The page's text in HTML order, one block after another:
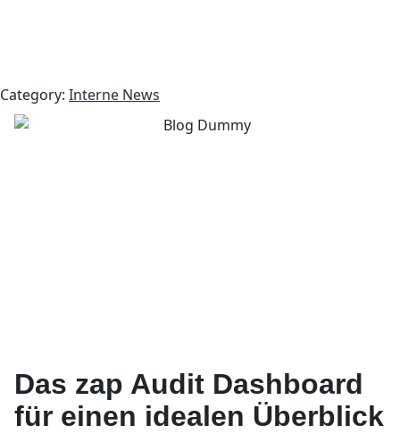
Category: Interne News
Das zap Audit Dashboard
für einen idealen Überblick